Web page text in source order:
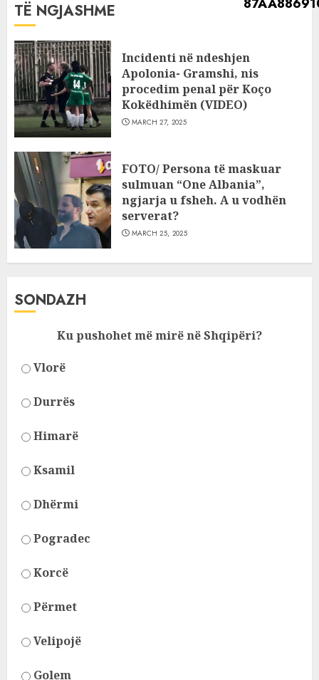
TË NGJASHME
Incidenti në ndeshjen
Apolonia- Gramshi, nis
procedim penal për Koço
Kokëdhimën (VIDEO)
MARCH 27, 2025
FOTO/ Persona të maskuar
sulmuan “One Albania”,
ngjarja u fsheh. A u vodhën
serverat?
MARCH 25, 2025
SONDAZH
Ku pushohet më mirë në Shqipëri?
Vlorë
Durrës
Himarë
Ksamil
Dhërmi
Pogradec
Korcë
Përmet
Velipojë
Golem